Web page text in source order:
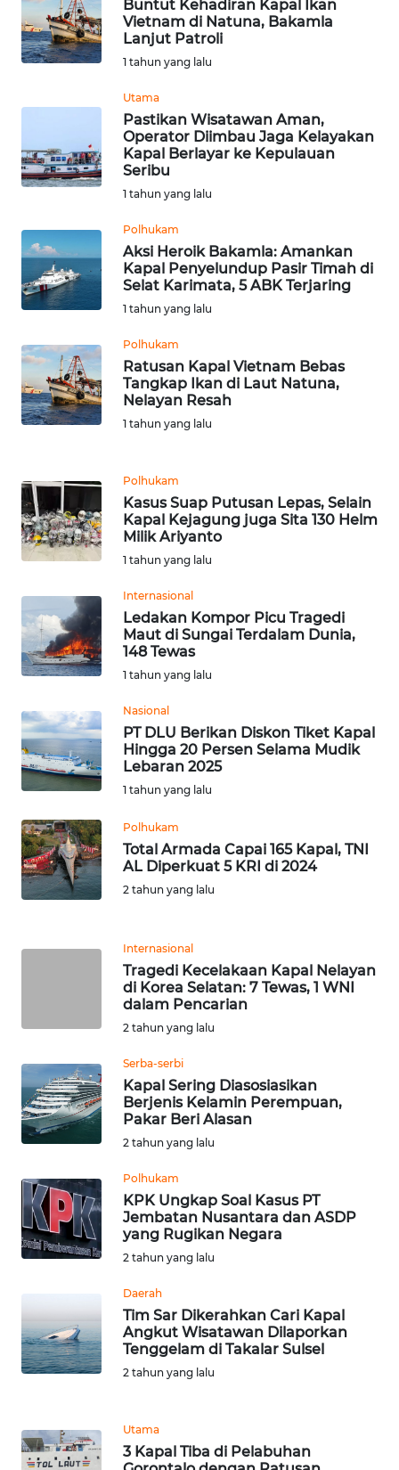
Buntut Kehadiran Kapal Ikan
Vietnam di Natuna, Bakamla
Lanjut Patroli
1 tahun yang lalu
Utama
Pastikan Wisatawan Aman,
Operator Diimbau Jaga Kelayakan
Kapal Berlayar ke Kepulauan
Seribu
1 tahun yang lalu
Polhukam
Aksi Heroik Bakamla: Amankan
Kapal Penyelundup Pasir Timah di
Selat Karimata, 5 ABK Terjaring
1 tahun yang lalu
Polhukam
Ratusan Kapal Vietnam Bebas
Tangkap Ikan di Laut Natuna,
Nelayan Resah
1 tahun yang lalu
Polhukam
Kasus Suap Putusan Lepas, Selain
Kapal Kejagung juga Sita 130 Helm
Milik Ariyanto
1 tahun yang lalu
Internasional
Ledakan Kompor Picu Tragedi
Maut di Sungai Terdalam Dunia,
148 Tewas
1 tahun yang lalu
Nasional
PT DLU Berikan Diskon Tiket Kapal
Hingga 20 Persen Selama Mudik
Lebaran 2025
1 tahun yang lalu
Polhukam
Total Armada Capai 165 Kapal, TNI
AL Diperkuat 5 KRI di 2024
2 tahun yang lalu
Internasional
Tragedi Kecelakaan Kapal Nelayan
di Korea Selatan: 7 Tewas, 1 WNI
dalam Pencarian
2 tahun yang lalu
Serba-serbi
Kapal Sering Diasosiasikan
Berjenis Kelamin Perempuan,
Pakar Beri Alasan
2 tahun yang lalu
Polhukam
KPK Ungkap Soal Kasus PT
Jembatan Nusantara dan ASDP
yang Rugikan Negara
2 tahun yang lalu
Daerah
Tim Sar Dikerahkan Cari Kapal
Angkut Wisatawan Dilaporkan
Tenggelam di Takalar Sulsel
2 tahun yang lalu
Utama
3 Kapal Tiba di Pelabuhan
WN
NTT
WN
WN
PAPUA
BARAT
RIAU
WN
SERAMBI
JAMBI
WN
SULTRA
WN
NTB
WN
SULTENG
WN
SULBAR
WN
WN
SUMBAR
LAMPUNG
WN
JATENG
WN
NUSANTARA
WN
WN
JATIM
WN